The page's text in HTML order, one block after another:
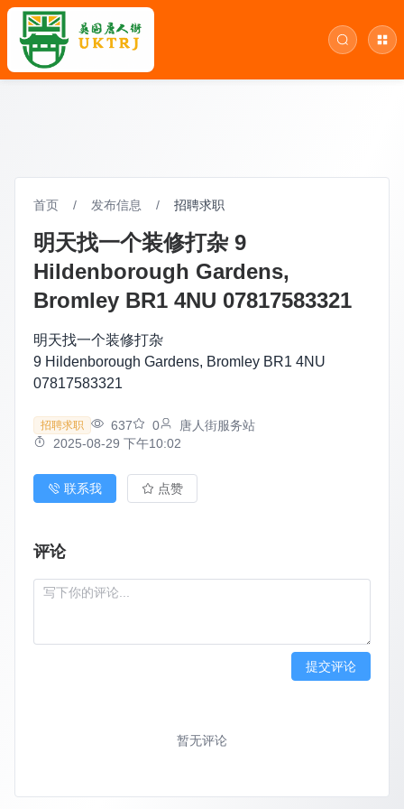
首页 / 发布信息 / 招聘求职
明天找一个装修打杂 9
Hildenborough Gardens,
Bromley BR1 4NU 07817583321
明天找一个装修打杂
9 Hildenborough Gardens, Bromley BR1 4NU
07817583321
招聘求职 637 0
唐人街服务站
2025-08-29 下午10:02
联系我 点赞
评论
提交评论
暂无评论